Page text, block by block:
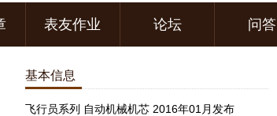
表友作业 论坛 问答
基本信息
飞行员系列 自动机械机芯 2016年01月发布